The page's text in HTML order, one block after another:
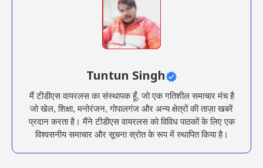
Tuntun Singh
मैं टीडीएस वायरलस का संस्थापक हूँ, जो एक गतिशील समाचार मंच है
जो खेल, शिक्षा, मनोरंजन, गोपालगंज और अन्य क्षेत्रों की ताज़ा खबरें
प्रदान करता है। मैंने टीडीएस वायरलस को विविध पाठकों के लिए एक
विश्वसनीय समाचार और सूचना स्रोत के रूप में स्थापित किया है।